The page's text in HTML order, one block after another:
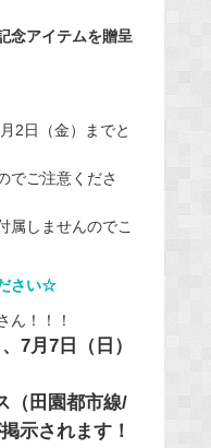
念アイテムを贈呈
2日（金）までと
でご注意くださ
属しませんのでこ
さい☆
ん！！！
7月7日（日）
（田園都市線/
示されます！